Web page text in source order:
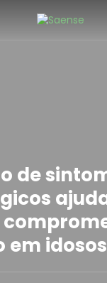
de
em idosos